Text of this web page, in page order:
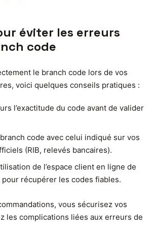
éviter les erreurs
code
le branch code lors de vos
voici quelques conseils pratiques :
l’exactitude du code avant de valider
code avec celui indiqué sur vos
(RIB, relevés bancaires).
de l’espace client en ligne de
récupérer les codes fiables.
vous sécurisez vos
les complications liées aux erreurs de